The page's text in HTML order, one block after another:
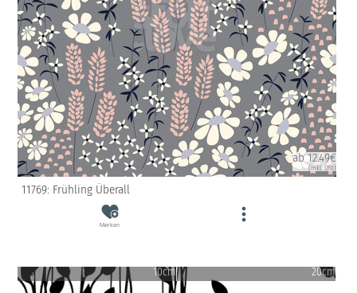
ab 12.49€
(inkl. USt)
11769: Frühling Überall
Merken
10cm 20cm